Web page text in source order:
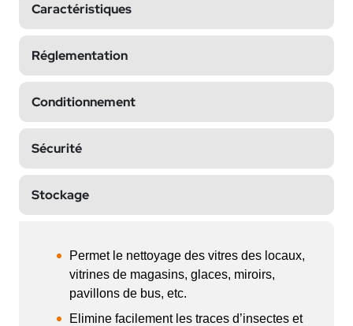
Caractéristiques
Réglementation
Conditionnement
Sécurité
Stockage
Permet le nettoyage des vitres des locaux,
vitrines de magasins, glaces, miroirs,
pavillons de bus, etc.
Elimine facilement les traces d’insectes et